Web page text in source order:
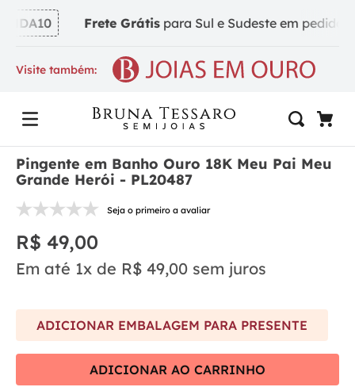
Frete Grátispara Sul e Sudeste em pedidos
Visite também:
Pingente em Banho Ouro 18K Meu Pai Meu
Grande Herói - PL20487
Seja o primeiro a avaliar
R$ 49,00
Em até 1x de R$ 49,00 sem juros
ADICIONAR EMBALAGEM PARA PRESENTE
ADICIONAR AO CARRINHO